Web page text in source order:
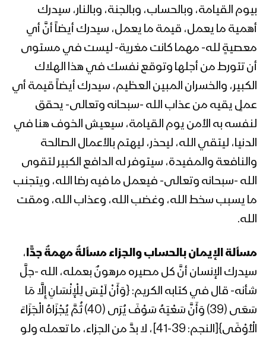
المحاضرة الرمضانية العاشرة للسيد عبد
الملك بدر الدين الحوثي 10 رمضان 1442هـ
المحاضرة الرمضانية التاسعة للسيد عبد
الملك بدر الدين الحوثي 09 رمضان 1442هـ
المحاضرة الرمضانية الثامنة للسيد عبد
الملك بدر الدين الحوثي 08 رمضان 1442هـ
المحاضرة الرمضانية السادسة للسيد
عبدالملك بدرالدين الحوثي 06 رمضان
1442هـ
المحاضرة الرمضانية الخامسة للسيد
بيوم القيامة، وبالحساب، وبالجنة، وبالنار، سيدرك
أهمية ما يعمل، قيمة ما يعمل، سيدرك أيضاً أنَّ أي
معصيةٍ لله- مهما كانت مغرية- ليست في مستوى
أن تتورط من أجلها وتوقع نفسك في هذا الهلاك
الكبير، والخسران المبين العظيم، سيدرك أيضاً قيمة أي
عملٍ يقيه من عذاب الله -سبحانه وتعالى- يحقق
لنفسه به الأمن يوم القيامة، سيعيش الخوف هنا في
الدنيا، ليتقي الله، ليحذر، ليهتم بالأعمال الصالحة
والنافعة والمفيدة، سيتوفر له الدافع الكبير لتقوى
الله -سبحانه وتعالى- فيعمل ما فيه رضا الله، ويتجنب
ما يسبب سخط الله، وغضب الله، وعذاب الله، ومقت
الله.
مسألة الإيمان بالحساب والجزاء مسألةٌ مهمةٌ جدًّا،
سيدرك الإنسان أنَّ كل مصيره مرهونٌ بعمله، الله -جلَّ
شأنه- قال في كتابه الكريم: {وَأَنْ لَيْسَ لِلْإِنْسَانِ إِلَّا مَا
سَعَى (39) وَأَنَّ سَعْيَهُ سَوْفَ يُرَى (40) ثُمَّ يُجْزَاهُ الْجَزَاءَ
الْأَوْفَى}[النجم: 39-41]، لا بدَّ من الجزاء، ما تعمله ولو